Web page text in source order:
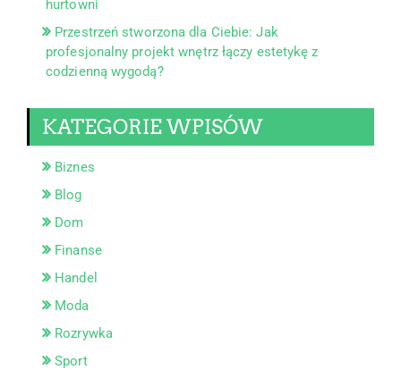
hurtowni
Przestrzeń stworzona dla Ciebie: Jak
profesjonalny projekt wnętrz łączy estetykę z
codzienną wygodą?
KATEGORIE WPISÓW
Biznes
Blog
Dom
Finanse
Handel
Moda
Rozrywka
Sport